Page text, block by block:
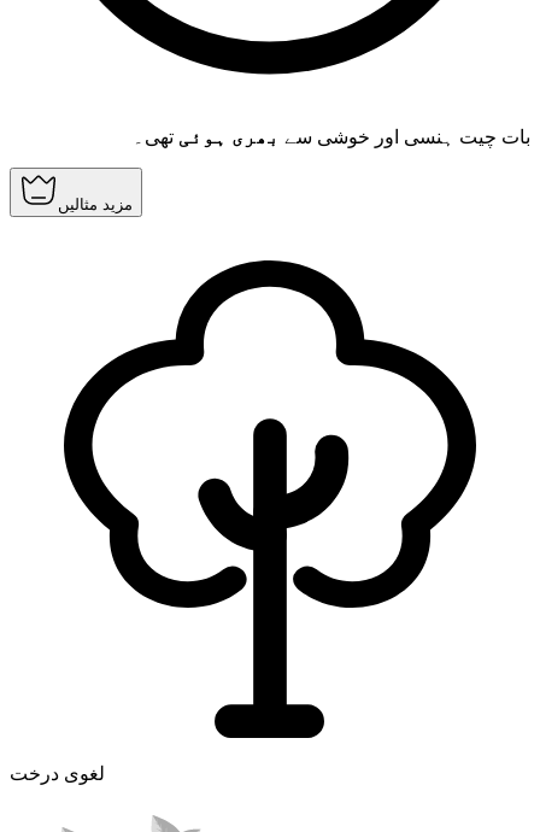
بات چیت ہنسی اور خوشی سے بھری ہوئی تھی۔
مزید مثالیں
لغوی درخت